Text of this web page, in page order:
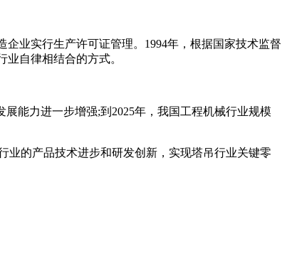
业实行生产许可证管理。1994年，根据国家技术监督
自律相结合的方式。
能力进一步增强;到2025年，我国工程机械行业规模
业的产品技术进步和研发创新，实现塔吊行业关键零